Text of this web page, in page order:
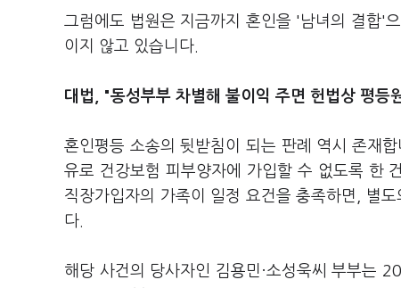
그럼에도 법원은 지금까지 혼인을 '남녀의 결합'
이지 않고 있습니다.
대법, "동성부부 차별해 불이익 주면 헌법상 평등
혼인평등 소송의 뒷받침이 되는 판례 역시 존재
유로 건강보험 피부양자에 가입할 수 없도록 한
직장가입자의 가족이 일정 요건을 충족하면, 별
다.
해당 사건의 당사자인 김용민·소성욱씨 부부는